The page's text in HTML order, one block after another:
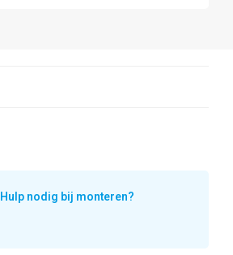
Hulp nodig bij monteren?